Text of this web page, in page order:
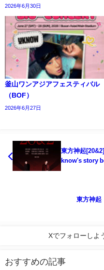
2026年6月30日
釜山ワンアジアフェスティバル
（BOF）
2026年6月27日
東方神起
know's story
東方神起
Xでフォローしよ
おすすめの記事